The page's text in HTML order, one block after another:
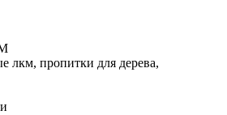
лкм, пропитки для дерева,